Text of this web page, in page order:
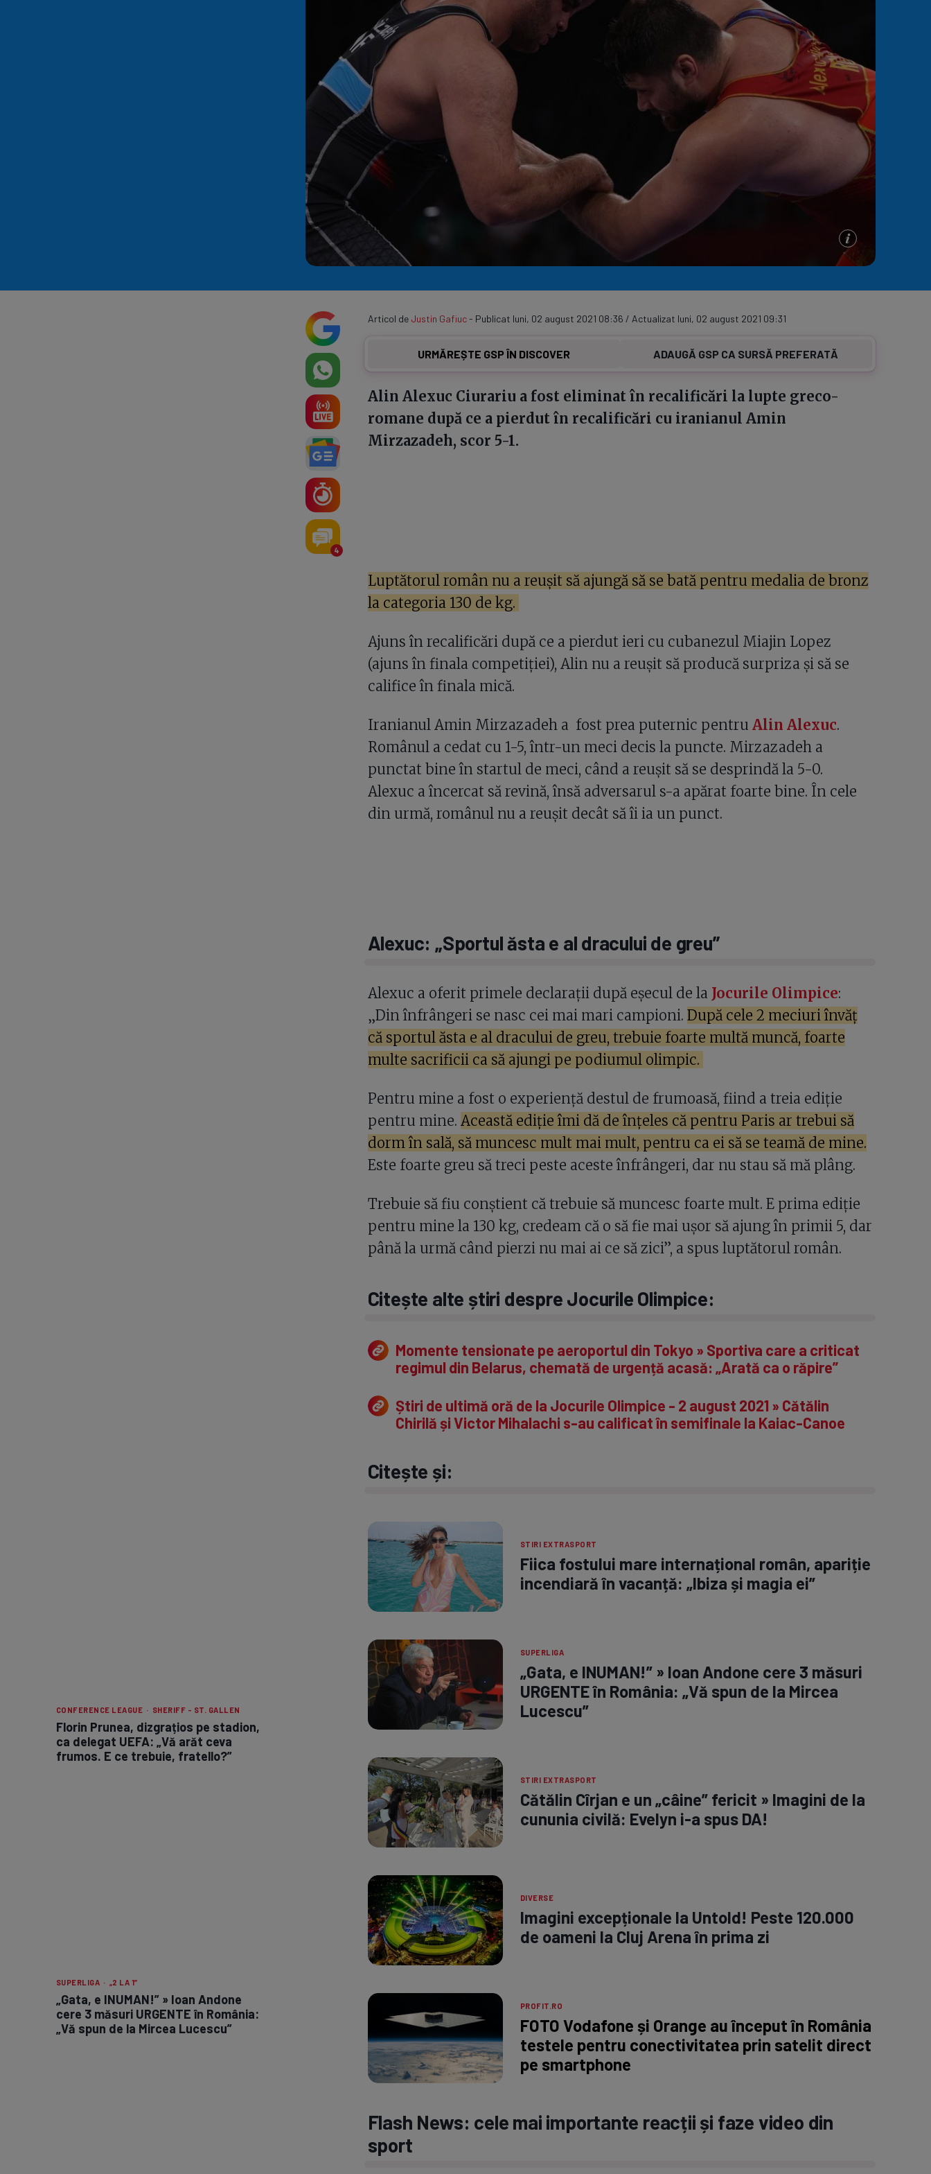
Serie A
Program TV
CONFERENCE LEAGUE · SHERIFF - ST. GALLEN
Florin Prunea, dizgrațios pe stadion,
ca delegat UEFA: „Vă arăt ceva
frumos. E ce trebuie, fratello?”
SUPERLIGA · „2 LA 1”
„Gata, e INUMAN!” » Ioan Andone
cere 3 măsuri URGENTE în România:
„Vă spun de la Mircea Lucescu”
4
Articol de Justin Gafiuc- Publicat luni, 02 august 2021 08:36 / Actualizat luni, 02 august 2021 09:31
URMĂREȘTE GSP ÎN DISCOVER ADAUGĂ GSP CA SURSĂ PREFERATĂ
Alin Alexuc Ciurariu a fost eliminat în recalificări la lupte greco-
romane după ce a pierdut în recalificări cu iranianul Amin
Mirzazadeh, scor 5-1.
Luptătorul român nu a reușit să ajungă să se bată pentru medalia de bronz
la categoria 130 de kg.
Ajuns în recalificări după ce a pierdut ieri cu cubanezul Miajin Lopez
(ajuns în finala competiției), Alin nu a reușit să producă surpriza și să se
califice în finala mică.
Iranianul Amin Mirzazadeh a fost prea puternic pentru Alin Alexuc.
Românul a cedat cu 1-5, într-un meci decis la puncte. Mirzazadeh a
punctat bine în startul de meci, când a reușit să se desprindă la 5-0.
Alexuc a încercat să revină, însă adversarul s-a apărat foarte bine. În cele
din urmă, românul nu a reușit decât să îi ia un punct.
Alexuc: „Sportul ăsta e al dracului de greu”
Alexuc a oferit primele declarații după eșecul de la Jocurile Olimpice:
„Din înfrângeri se nasc cei mai mari campioni. După cele 2 meciuri învăț
că sportul ăsta e al dracului de greu, trebuie foarte multă muncă, foarte
multe sacrificii ca să ajungi pe podiumul olimpic.
Pentru mine a fost o experiență destul de frumoasă, fiind a treia ediție
pentru mine. Această ediție îmi dă de înțeles că pentru Paris ar trebui să
dorm în sală, să muncesc mult mai mult, pentru ca ei să se teamă de mine.
Este foarte greu să treci peste aceste înfrângeri, dar nu stau să mă plâng.
Trebuie să fiu conștient că trebuie să muncesc foarte mult. E prima ediție
pentru mine la 130 kg, credeam că o să fie mai ușor să ajung în primii 5, dar
până la urmă când pierzi nu mai ai ce să zici”, a spus luptătorul român.
Citește alte știri despre Jocurile Olimpice:
Momente tensionate pe aeroportul din Tokyo » Sportiva care a criticat
regimul din Belarus, chemată de urgență acasă: „Arată ca o răpire”
Știri de ultimă oră de la Jocurile Olimpice - 2 august 2021 » Cătălin
Chirilă și Victor Mihalachi s-au calificat în semifinale la Kaiac-Canoe
Citește și:
STIRI EXTRASPORT
Fiica fostului mare internațional român, apariție
incendiară în vacanță: „Ibiza și magia ei”
SUPERLIGA
„Gata, e INUMAN!” » Ioan Andone cere 3 măsuri
URGENTE în România: „Vă spun de la Mircea
Lucescu”
STIRI EXTRASPORT
Cătălin Cîrjan e un „câine” fericit » Imagini de la
cununia civilă: Evelyn i-a spus DA!
DIVERSE
Imagini excepționale la Untold! Peste 120.000
de oameni la Cluj Arena în prima zi
PROFIT.RO
FOTO Vodafone și Orange au început în România
testele pentru conectivitatea prin satelit direct
pe smartphone
Flash News: cele mai importante reacții și faze video din
sport